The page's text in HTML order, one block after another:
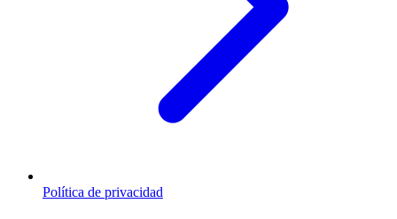
Política de privacidad